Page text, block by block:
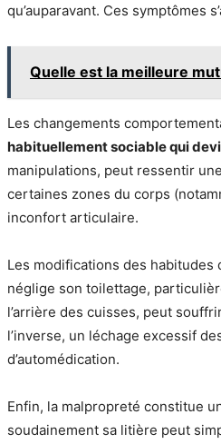
qu’auparavant. Ces symptômes
Quelle est la meilleure
Les changements
habituellement sociable qui
manipulations, peut ressentir
certaines zones du corps
inconfort articulaire.
Les modifications des habitudes
néglige son toilettage,
l’arrière des cuisses, peut
l’inverse, un léchage excessif
d’automédication.
Enfin, la malpropreté constitue
soudainement sa litière peut